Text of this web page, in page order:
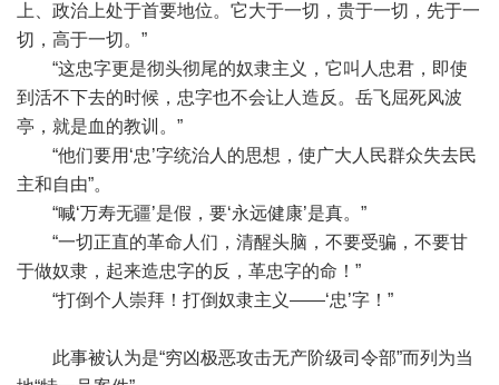
上、政治上处于首要地位。它大于一切，贵于一切，先于一
切，高于一切。”
“这忠字更是彻头彻尾的奴隶主义，它叫人忠君，即使
到活不下去的时候，忠字也不会让人造反。岳飞屈死风波
亭，就是血的教训。”
“他们要用‘忠’字统治人的思想，使广大人民群众失去民
主和自由”。
“喊‘万寿无疆’是假，要‘永远健康’是真。”
“一切正直的革命人们，清醒头脑，不要受骗，不要甘
于做奴隶，起来造忠字的反，革忠字的命！”
“打倒个人崇拜！打倒奴隶主义——‘忠’字！”
此事被认为是“穷凶极恶攻击无产阶级司令部”而列为当